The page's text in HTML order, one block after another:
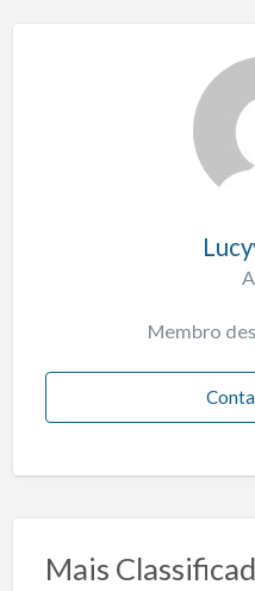
Membro
Mais